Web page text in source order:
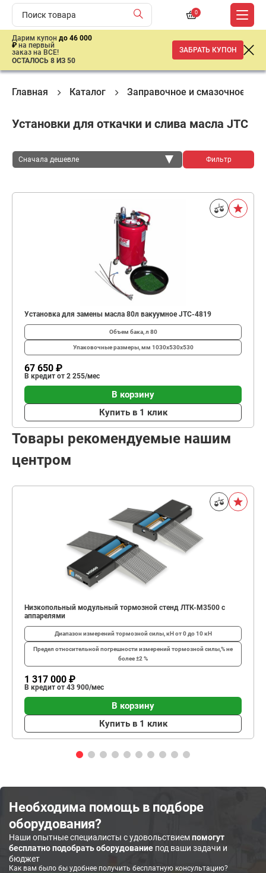
0
Дарим купон до 46 000
₽ на первый
заказ на ВСЕ!
ОСТАЛОСЬ 8 ИЗ 50
ЗАБРАТЬ КУПОН
Главная Каталог Заправочное и смазочное
Установки для откачки и слива масла JTC
Сначала дешевле Фильтр
Установка для замены масла 80л вакуумное JTC-4819
Объем бака, л 80
Упаковочные размеры, мм 1030х530х530
67 650 ₽
В кредит от 2 255/мес
В корзину
Купить в 1 клик
Товары рекомендуемые нашим
центром
Низкопольный модульный тормозной стенд ЛТК-М3500 с
аппарелями
Диапазон измерений тормозной силы, кНот 0 до 10 кН
Предел относительной погрешности измерений тормозной силы,%не
более ±2 %
1 317 000 ₽
В кредит от 43 900/мес
В корзину
Купить в 1 клик
Необходима помощь в подборе
оборудования?
Наши опытные специалисты с удовольствиемпомогут
бесплатно подобрать оборудование под ваши задачи и
бюджет
Как вам было бы удобнее получить бесплатную консультацию?